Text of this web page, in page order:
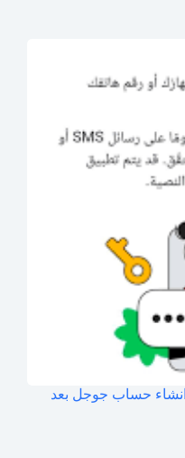
حساب جوجل بعد